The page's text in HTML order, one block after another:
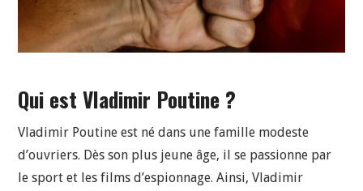
Qui est Vladimir Poutine ?
Vladimir Poutine est né dans une famille modeste
d’ouvriers. Dès son plus jeune âge, il se passionne par
le sport et les films d’espionnage. Ainsi, Vladimir